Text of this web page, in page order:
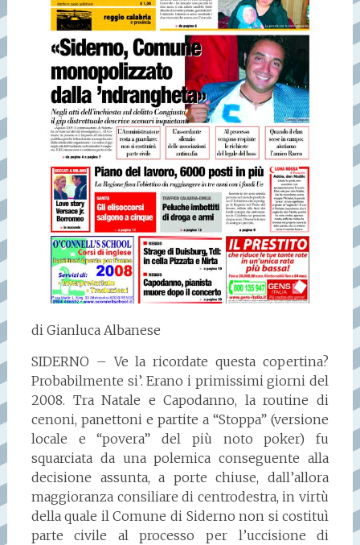
di Gianluca Albanese
SIDERNO – Ve la ricordate questa copertina?
Probabilmente si’. Erano i primissimi giorni del
2008. Tra Natale e Capodanno, la routine di
cenoni, panettoni e partite a “Stoppa” (versione
locale e “povera” del più noto poker) fu
squarciata da una polemica conseguente alla
decisione assunta, a porte chiuse, dall’allora
maggioranza consiliare di centrodestra, in virtù
della quale il Comune di Siderno non si costituì
parte civile al processo per l’uccisione di